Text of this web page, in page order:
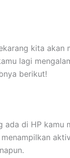
kita akan
lagi
berikut!
ada di HP kamu